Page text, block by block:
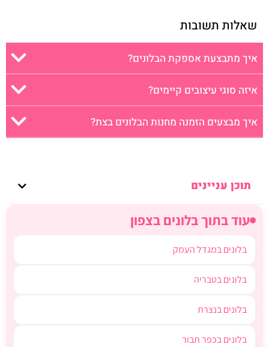
תוכן עניינים
עוד בתוך בלונים בצפון
בלונים במגדל העמק
בלונים בטבריה
בלונים בנצרת
בלונים בכפר תבור
שאלות תשובות
איך מתבצעת אספקת הבלונים?
איזה סוגי עיצובים קיימים?
איך מבצעים הזמנה מחנות הבלונים בצת?